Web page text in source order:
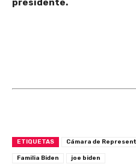
presidente.
ETIQUETAS Cámara de
Familia Biden joe biden